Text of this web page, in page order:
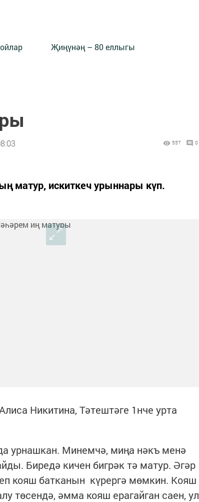
Җиңүнәң – 80 еллыгы
557 0
матур, искиткеч урыннары күп.
Никитина, Тәтештәге 1нче урта
урнашкан. Минемчә, миңа нәкъ менә
Биредә кичен бигрәк тә матур. Әгәр
кояш батканын күрергә мөмкин. Кояш
төсендә, әмма кояш ерагайган саен, ул